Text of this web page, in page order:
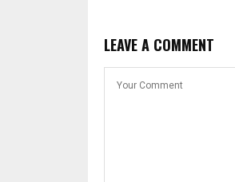
LEAVE A COMMENT